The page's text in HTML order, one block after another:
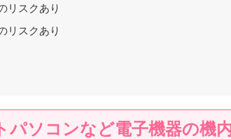
リスクあり
リスクあり
パソコンなど電子機器の機